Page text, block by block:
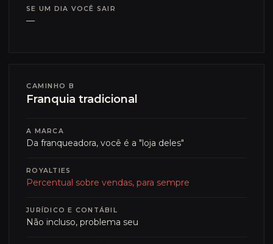
SE UM DIA VOCÊ SAIR
—
CAMINHO B
Franquia tradicional
A MARCA
Da franqueadora, você é a "loja deles"
ROYALTIES
Percentual sobre vendas, para sempre
JURÍDICO E CONTÁBIL
Não incluso, problema seu